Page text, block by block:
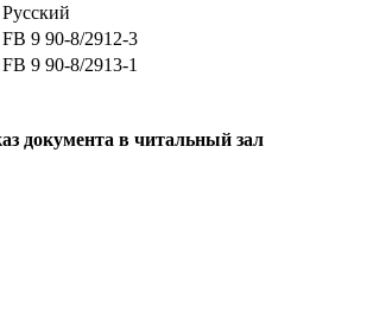
Русский
FB 9 90-8/2912-3
FB 9 90-8/2913-1
документа в читальный зал